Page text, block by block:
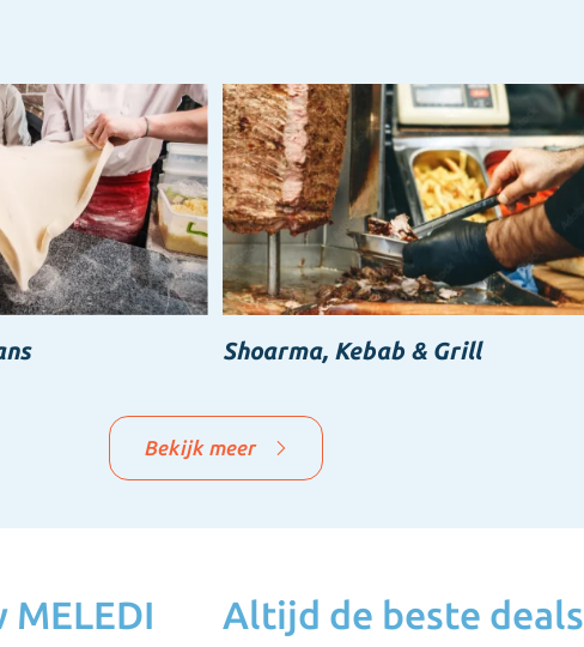
Shoarma, Kebab & Grill
Bekijk meer
Altijd de beste deals